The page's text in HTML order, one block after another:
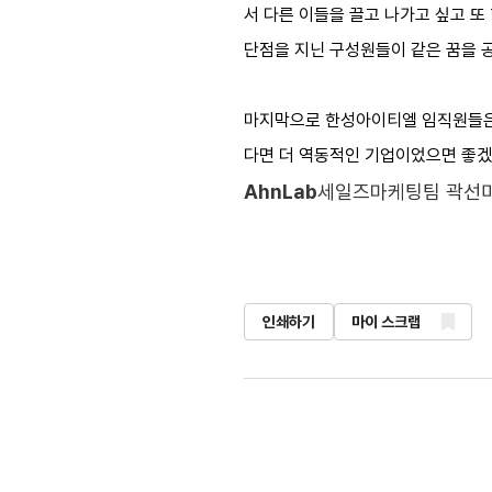
서 다른 이들을 끌고 나가고 싶고
단점을 지닌 구성원들이 같은 꿈을
마지막으로 한성아이티엘 임직원
다면 더 역동적인 기업이었으면 좋
AhnLab세일즈마케팅팀 곽선
인쇄하기 마이 스크랩